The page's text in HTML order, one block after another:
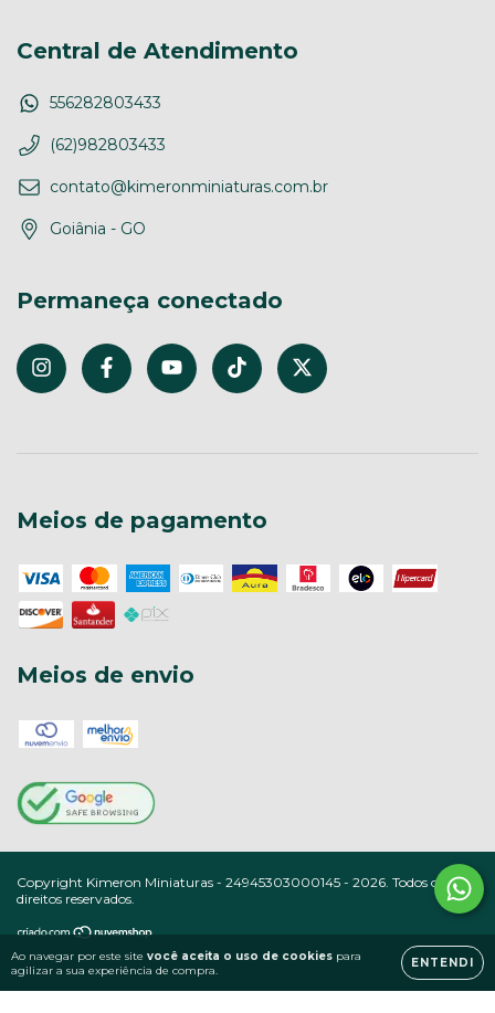
Ao navegar por este site você aceita o uso de cookies para
agilizar a sua experiência de compra.
ENTENDI
Central de Atendimento
556282803433
(62)982803433
contato@kimeronminiaturas.com.br
Goiânia - GO
Permaneça conectado
Meios de pagamento
Meios de envio
Copyright Kimeron Miniaturas - 24945303000145 - 2026. Todos os
direitos reservados.